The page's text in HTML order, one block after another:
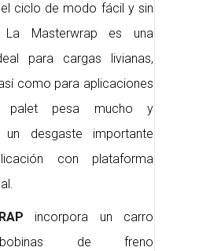
ciclo de modo fácil y sin
La Masterwrap es una
para cargas livianas,
como para aplicaciones
palet pesa mucho y
un desgaste importante
con plataforma
incorpora un carro
de freno